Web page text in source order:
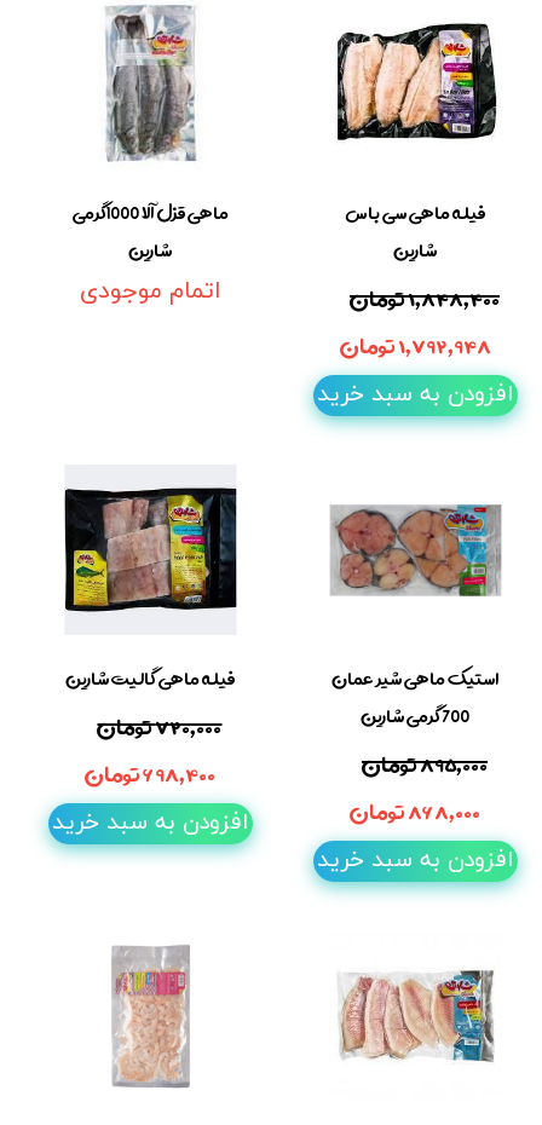
فیله ماهی سی باس
شارین
۱,۸۴۸,۴۰۰ تومان
۱,۷۹۲,۹۴۸ تومان
افزودن به سبد خرید
ماهی قزل آلا 1000گرمی
شارین
اتمام موجودی
استیک ماهی شیر عمان
700 گرمی شارین
۸۹۵,۰۰۰ تومان
۸۶۸,۰۰۰ تومان
افزودن به سبد خرید
فیله ماهی گالیت شارین
۷۲۰,۰۰۰ تومان
۶۹۸,۴۰۰ تومان
افزودن به سبد خرید